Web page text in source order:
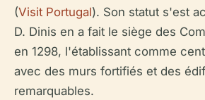
(Visit Portugal). Son statut s'est
D. Dinis en a fait le siège des
en 1298, l'établissant comme
avec des murs fortifiés et des
remarquables.